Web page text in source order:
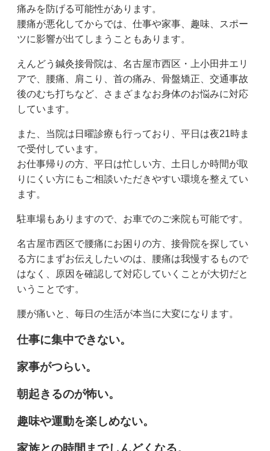
痛みを防げる可能性があります。
腰痛が悪化してからでは、仕事や家事、趣味、スポー
ツに影響が出てしまうこともあります。
えんどう鍼灸接骨院は、名古屋市西区・上小田井エリ
アで、腰痛、肩こり、首の痛み、骨盤矯正、交通事故
後のむち打ちなど、さまざまなお身体のお悩みに対応
しています。
また、当院は日曜診療も行っており、平日は夜21時ま
で受付しています。
お仕事帰りの方、平日は忙しい方、土日しか時間が取
りにくい方にもご相談いただきやすい環境を整えてい
ます。
駐車場もありますので、お車でのご来院も可能です。
名古屋市西区で腰痛にお困りの方、接骨院を探してい
る方にまずお伝えしたいのは、腰痛は我慢するもので
はなく、原因を確認して対応していくことが大切だと
いうことです。
腰が痛いと、毎日の生活が本当に大変になります。
仕事に集中できない。
家事がつらい。
朝起きるのが怖い。
趣味や運動を楽しめない。
家族との時間までしんどくなる。